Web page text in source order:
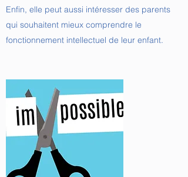
Enfin, elle peut aussi intéresser des parents
qui souhaitent mieux comprendre le
fonctionnement intellectuel de leur enfant.